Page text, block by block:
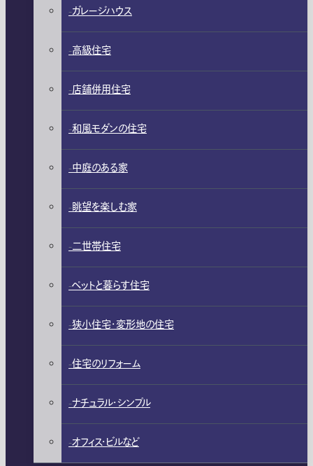
ガレージハウス
高級住宅
店舗併用住宅
和風モダンの住宅
中庭のある家
眺望を楽しむ家
二世帯住宅
ペットと暮らす住宅
狭小住宅・変形地の住宅
住宅のリフォーム
ナチュラル・シンプル
オフィス・ビルなど